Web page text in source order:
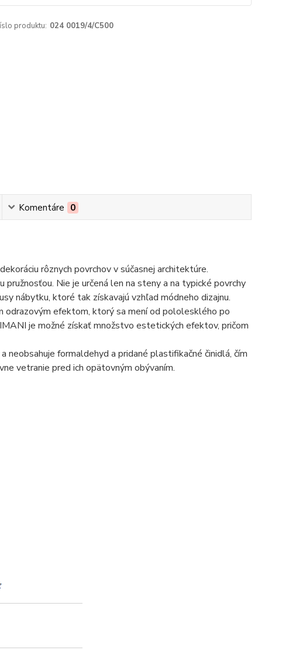
produktu: 024 0019/4/C500
Komentáre 0
rôznych povrchov v súčasnej architektúre.
Nie je určená len na steny a na typické povrchy
nábytku, ktoré tak získavajú vzhľad módneho dizajnu.
odrazovým efektom, ktorý sa mení od pololesklého po
je možné získať množstvo estetických efektov, pričom
neobsahuje formaldehyd a pridané plastifikačné činidlá, čím
vetranie pred ich opätovným obývaním.